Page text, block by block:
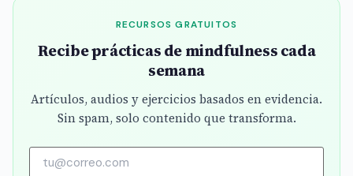
RECURSOS GRATUITOS
Recibe prácticas de mindfulness cada
semana
Artículos, audios y ejercicios basados en evidencia.
Sin spam, solo contenido que transforma.